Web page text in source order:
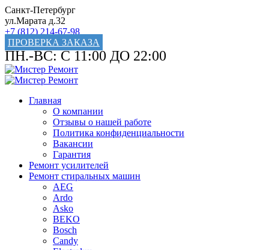
Санкт-Петербург
ул.Марата д.32
+7 (812) 214-67-98
ПРОВЕРКА ЗАКАЗА
ПН.-ВС: С 11:00 ДО 22:00
Главная
О компании
Отзывы о нашей работе
Политика конфиденциальности
Вакансии
Гарантия
Ремонт усилителей
Ремонт стиральных машин
AEG
Ardo
Asko
BEKO
Bosch
Candy